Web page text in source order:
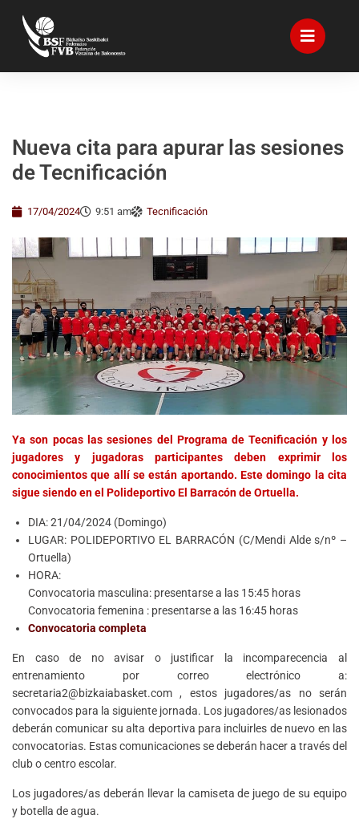
Nueva cita para apurar las sesiones
de Tecnificación
17/04/2024 9:51 am Tecnificación
Ya son pocas las sesiones del Programa de Tecnificación y los
jugadores y jugadoras participantes deben exprimir los
conocimientos que allí se están aportando. Este domingo la cita
sigue siendo en el Polideportivo El Barracón de Ortuella.
DIA: 21/04/2024 (Domingo)
LUGAR: POLIDEPORTIVO EL BARRACÓN (C/Mendi Alde s/nº –
Ortuella)
HORA:
Convocatoria masculina: presentarse a las 15:45 horas
Convocatoria femenina : presentarse a las 16:45 horas
Convocatoria completa
En caso de no avisar o justificar la incomparecencia al
entrenamiento por correo electrónico a:
secretaria2@bizkaiabasket.com , estos jugadores/as no serán
convocados para la siguiente jornada. Los jugadores/as lesionados
deberán comunicar su alta deportiva para incluirles de nuevo en las
convocatorias. Estas comunicaciones se deberán hacer a través del
club o centro escolar.
Los jugadores/as deberán llevar la camiseta de juego de su equipo
y botella de agua.